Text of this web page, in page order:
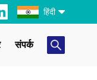
हिंदी
संपर्क